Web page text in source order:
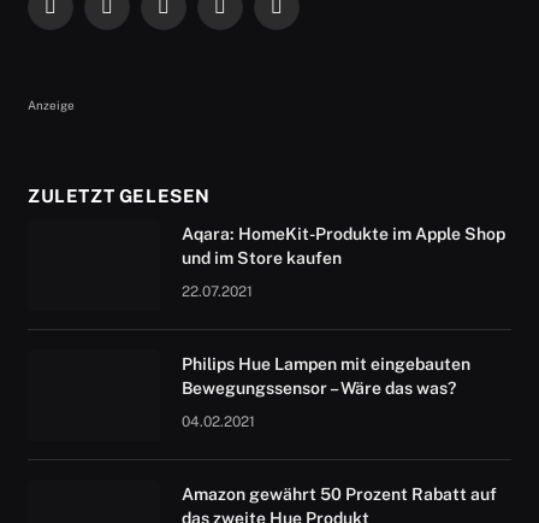
Facebook
X
Instagram
RSS YouTube
Anzeige
ZULETZT GELESEN
Aqara: HomeKit-Produkte im Apple Shop
und im Store kaufen
22.07.2021
Philips Hue Lampen mit eingebauten
Bewegungssensor – Wäre das was?
04.02.2021
Amazon gewährt 50 Prozent Rabatt auf
das zweite Hue Produkt